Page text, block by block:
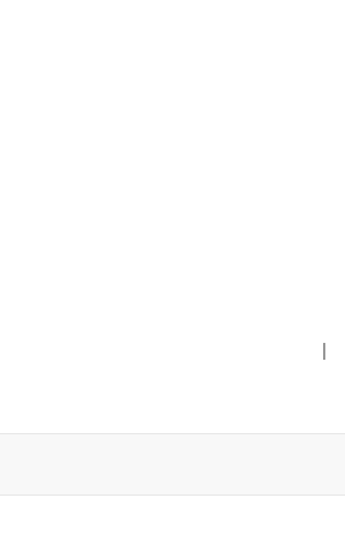
|